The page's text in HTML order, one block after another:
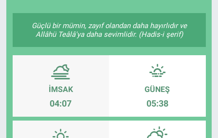
Güçlü bir mümin, zayıf olandan daha hayırlıdır ve
Allâhü Teâlâ'ya daha sevimlidir. (Hadis-i şerif)
İMSAK
04:07
GÜNEŞ
05:38